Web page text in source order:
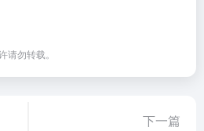
勿转载。
下一篇